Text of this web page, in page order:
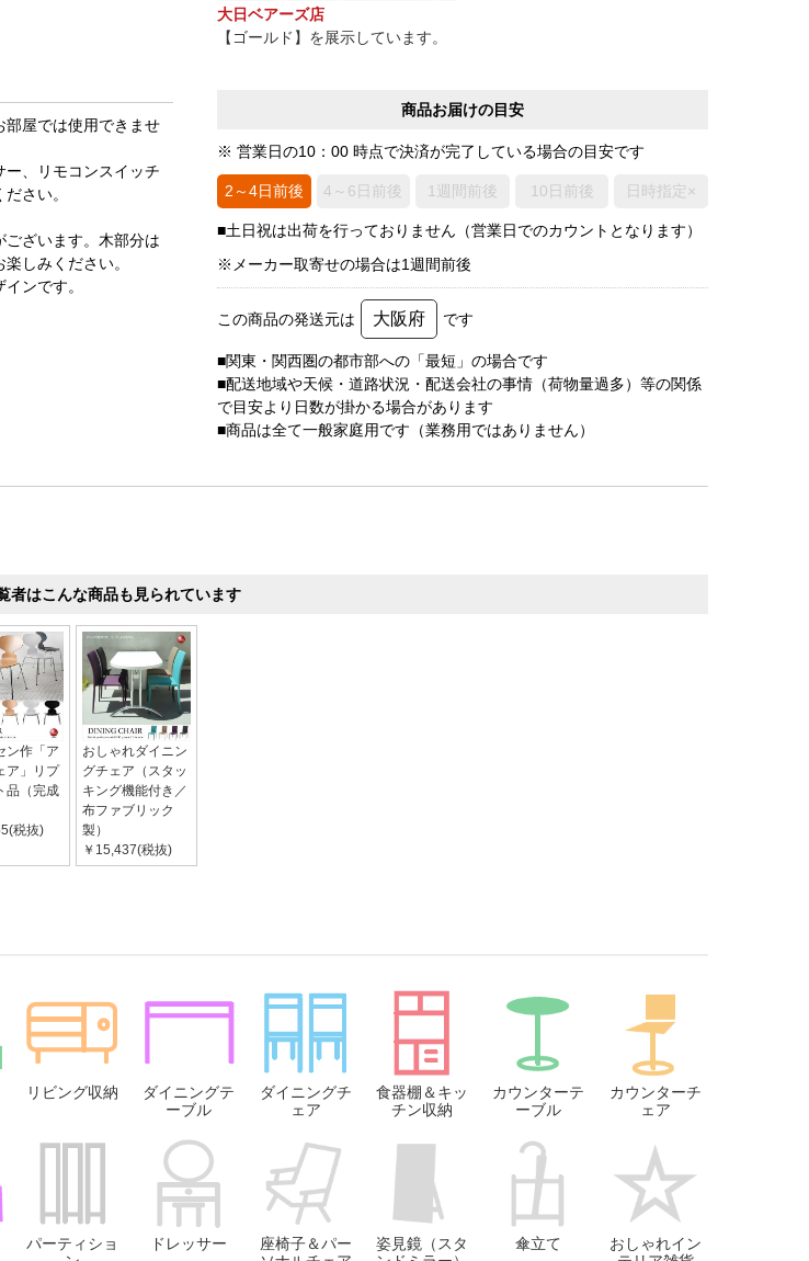
大日ベアーズ店
【ゴールド】を展示しています。
商品お届けの目安
※ 営業日の10：00 時点で決済が完了している場合の目安です
2～4日前後 4～6日前後 1週間前後 10日前後 日時指定×
■土日祝は出荷を行っておりません（営業日でのカウントとなります）
※メーカー取寄せの場合は1週間前後
この商品の発送元は 大阪府 です
■関東・関西圏の都市部への「最短」の場合です
■配送地域や天候・道路状況・配送会社の事情（荷物量過多）等の関係
で目安より日数が掛かる場合があります
■商品は全て一般家庭用です（業務用ではありません）
屋では使用できませ
、リモコンスイッチ
さい。
ざいます。木部分は
しみください。
ンです。
者はこんな商品も見られています
ン作「ア
ア」リプ
品（完成
税抜)
おしゃれダイニン
グチェア（スタッ
キング機能付き／
布ファブリック
製）
￥15,437(税抜)
リビング収納
ダイニングテ
ーブル
ダイニングチ
ェア
食器棚＆キッ
チン収納
カウンターテ
ーブル
カウンターチ
ェア
パーティショ
ドレッサー
座椅子＆パー
姿見鏡（スタ
傘立て
おしゃれイン